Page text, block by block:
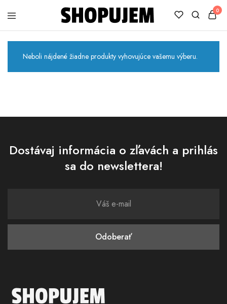
Shopujem
Veselé
trička
potlačou
0
Neboli nájdené žiadne produkty vyhovujúce vašemu výberu.
Dostávaj informácia o zľavách a prihlás
sa do newslettera!